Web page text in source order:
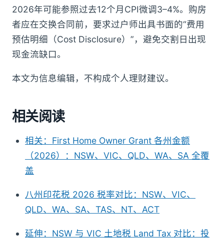
2026年可能参照过去12个月CPI微调3–4%。购房
者应在交换合同前，要求过户师出具书面的“费用
预估明细（Cost Disclosure）”，避免交割日出现
现金流缺口。
本文为信息编辑，不构成个人理财建议。
相关阅读
相关：First Home Owner Grant 各州金额
（2026）：NSW、VIC、QLD、WA、SA 全覆
盖
八州印花税 2026 税率对比：NSW、VIC、
QLD、WA、SA、TAS、NT、ACT
延伸：NSW 与 VIC 土地税 Land Tax 对比：投